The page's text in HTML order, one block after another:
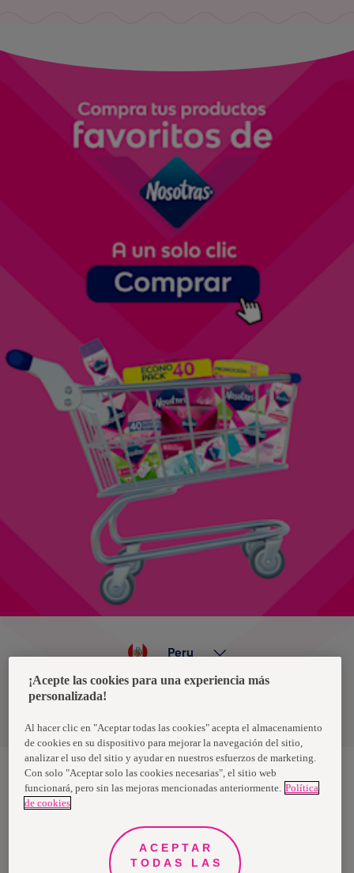
Política de privacidad de datos
Peru
Nosotras, una marca de Essity - una compañía global líder en
higiene y salud. Cada día, mil millones de personas, en todo el
propósito es romper barreras por el bienestar en beneficio de
consumidores, pacientes, cuidadores, clientes y la sociedad en
general. Vendemos en aproximadamente 150 países bajo las
principales marcas globales TENA y Tork, así como otras marcas
¡Acepte las cookies para una experiencia más
personalizada!
Al hacer clic en "Aceptar todas las cookies" acepta el almacenamiento
de cookies en su dispositivo para mejorar la navegación del sitio,
analizar el uso del sitio y ayudar en nuestros esfuerzos de marketing.
Con solo "Aceptar solo las cookies necesarias", el sitio web
funcionará, pero sin las mejoras mencionadas anteriormente. Política
de cookies
ACEPTAR
TODAS LAS